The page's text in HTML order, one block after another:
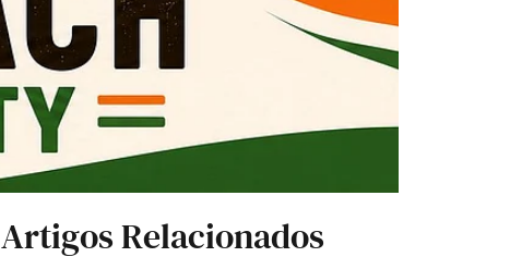
Artigos Relacionados